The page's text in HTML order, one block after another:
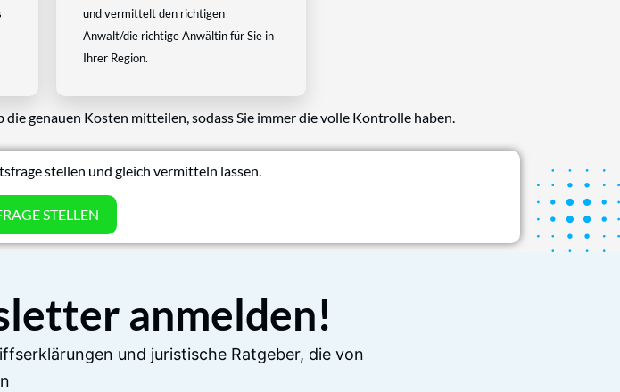
und vermittelt den richtigen
Anwalt/die richtige Anwältin für Sie in
Ihrer Region.
genauen Kosten mitteilen, sodass Sie immer die volle Kontrolle haben.
stellen und gleich vermitteln lassen.
STELLEN
anmelden!
und juristische Ratgeber, die von